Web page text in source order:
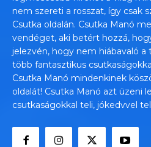
nem szereti a rosszat, így csak
Csutka oldalán. Csutka Manó
vendéget, aki betért hozzá,
jelezvén, hogy nem hiábavaló
több fantasztikus
Csutka Manó mindenkinek
oldalát! Csutka Manó azt üzeni
csutkaságokkal teli, jókedvvel